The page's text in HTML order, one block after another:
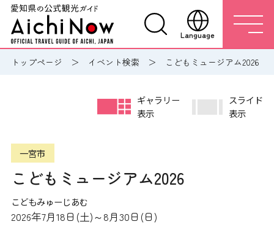
Language
トップページ イベント検索 こどもミュージアム2026
一宮市
こどもミュージアム2026
こどもみゅーじあむ
2026年7月18日(土)～8月30日(日)
ギャラリー
表示
スライド
表示